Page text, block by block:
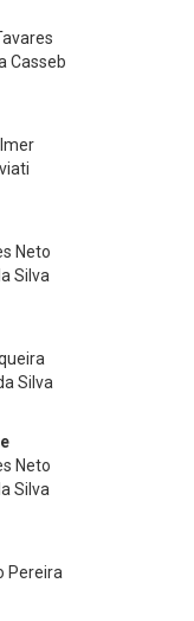
Casseb
Neto
Silva
Silva
Neto
Silva
Pereira